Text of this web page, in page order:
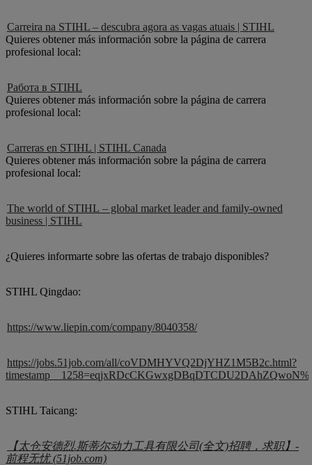
Carreira na STIHL – descubra agora as vagas atuais | STIHL
Quieres obtener más información sobre la página de carrera
profesional local:
Работа в STIHL
Quieres obtener más información sobre la página de carrera
profesional local:
Carreras en STIHL | STIHL Canada
Quieres obtener más información sobre la página de carrera
profesional local:
The world of STIHL – global market leader and family-owned
business | STIHL
¿Quieres informarte sobre las ofertas de trabajo disponibles?
STIHL Qingdao:
https://www.liepin.com/company/8040358/
https://jobs.51job.com/all/coVDMHYVQ2DjYHZ1M5B2c.html?
STIHL Taicang:
【太仓安德烈.斯蒂尔动力工具有限公司(全文)招聘，求职】-
前程无忧 (51job.com)